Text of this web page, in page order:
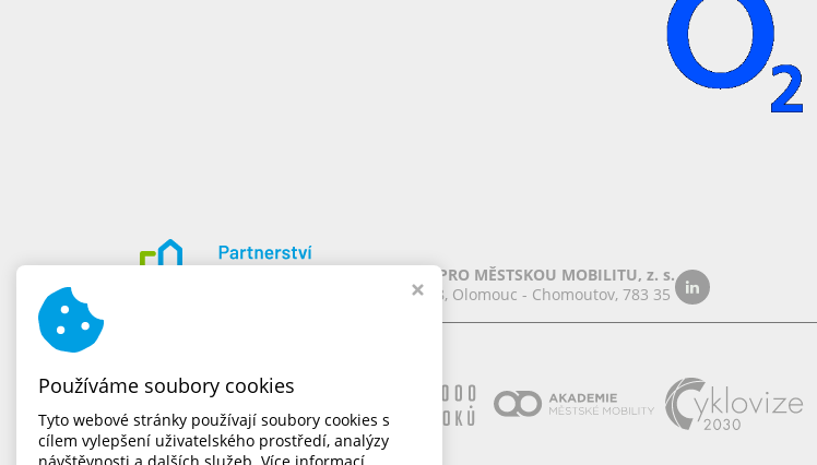
PARTNERSTVÍ PRO MĚSTSKOU MOBILITU, z. s.
Chomoutov 388, Olomouc - Chomoutov, 783 35
Používáme soubory cookies
Tyto webové stránky používají soubory cookies s
cílem vylepšení uživatelského prostředí, analýzy